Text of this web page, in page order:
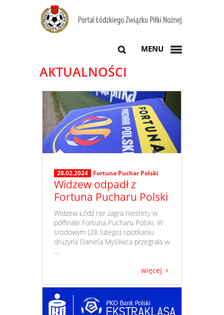
MENU
AKTUALNOŚCI
28.02.2024 Fortuna Puchar Polski
Widzew odpadł z
Fortuna Pucharu Polski
​ Widzew Łódź nie zagra niestety w
półfinale Fortuna Pucharu Polski. W
środowym (28 lutego) spotkaniu
drużyna Daniela Myśliwca przegrała w
...
więcej